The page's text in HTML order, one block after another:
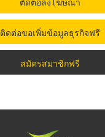
ติดต่อขอเพิ่มข้อมูลธุรกิจฟรี
สมัครสมาชิกฟรี